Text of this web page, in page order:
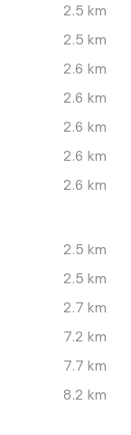
2.5 km
2.5 km
2.6 km
2.6 km
2.6 km
2.6 km
2.6 km
2.5 km
2.5 km
2.7 km
7.2 km
7.7 km
8.2 km